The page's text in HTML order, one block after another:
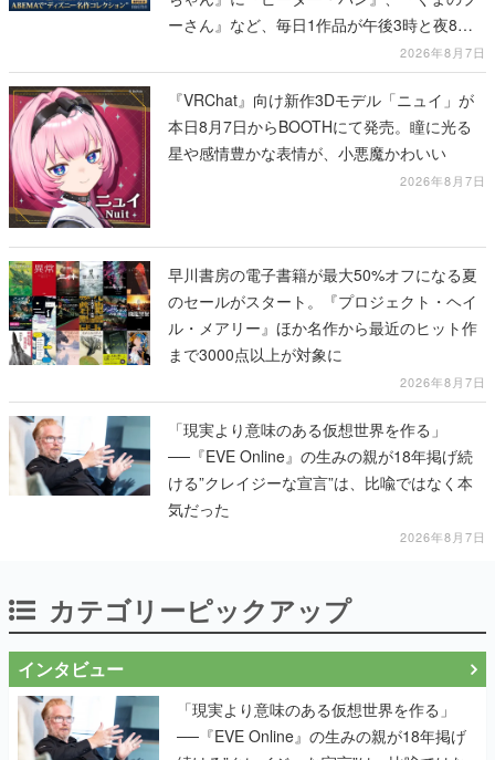
ーさん』など、毎日1作品が午後3時と夜8時
2026年8月7日
『VRChat』向け新作3Dモデル「ニュイ」が
本日8月7日からBOOTHにて発売。瞳に光る
星や感情豊かな表情が、小悪魔かわいい
2026年8月7日
早川書房の電子書籍が最大50%オフになる夏
のセールがスタート。『プロジェクト・ヘイ
ル・メアリー』ほか名作から最近のヒット作
まで3000点以上が対象に
2026年8月7日
「現実より意味のある仮想世界を作る」
──『EVE Online』の生みの親が18年掲げ続
ける”クレイジーな宣言”は、比喩ではなく本
気だった
2026年8月7日
カテゴリーピックアップ
インタビュー
「現実より意味のある仮想世界を作る」
──『EVE Online』の生みの親が18年掲げ